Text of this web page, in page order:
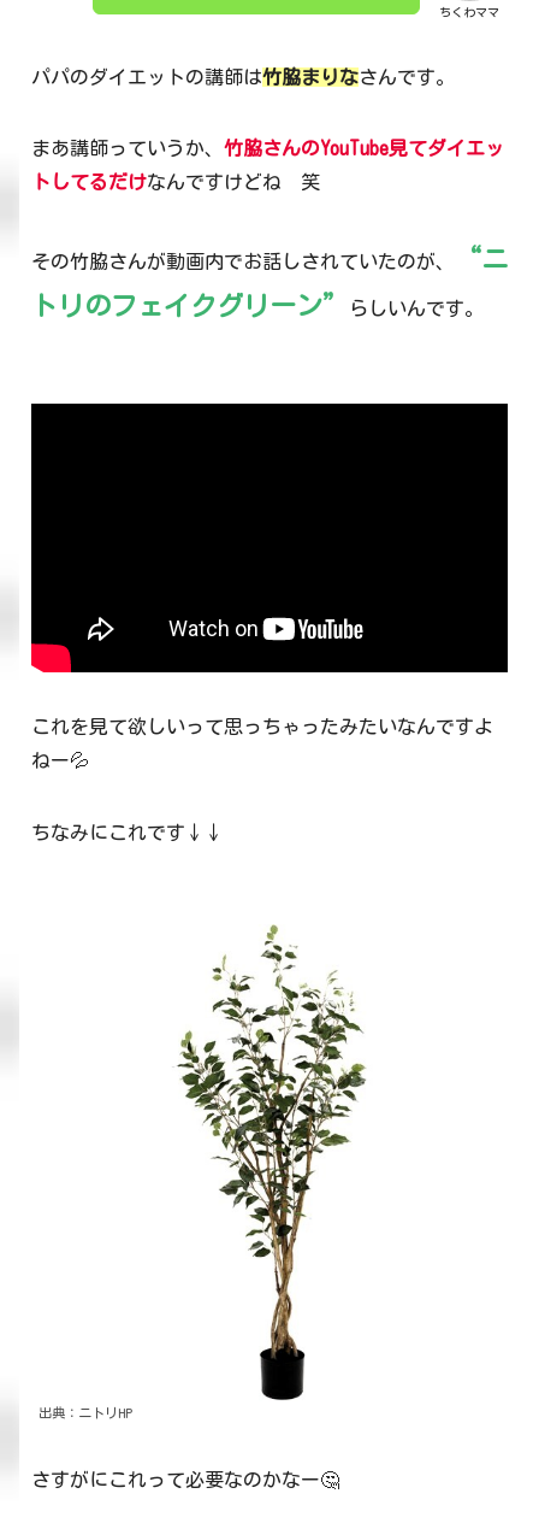
ちくわママ
パパのダイエットの講師は竹脇まりなさんです。
まあ講師っていうか、 竹脇さんのYouTube見てダイエッ
トしてるだけなんですけどね 笑
その竹脇さんが動画内でお話しされていたのが、
“ニ
トリのフェイクグリーン”
らしいんです。
これを見て欲しいって思っちゃったみたいなんですよ
ねー💦
ちなみにこれです↓↓
出典：ニトリHP
さすがにこれって必要なのかなー🤔